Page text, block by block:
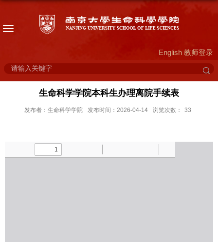
English 教师登录
生命科学学院本科生办理离院手续表
发布者：生命科学学院 发布时间：2026-04-14 浏览次数： 33